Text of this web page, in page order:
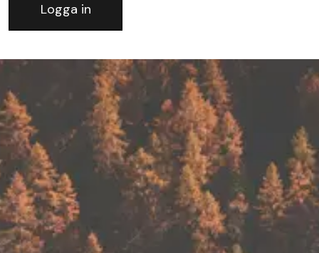
Logga in